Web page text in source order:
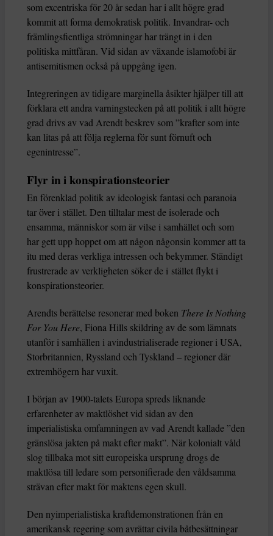
som excentriska för 20 år sedan har i allt högre grad
kommit att forma demokratisk politik. Invandrar- och
främlingsfientliga strömningar har trängt in i den
politiska mittfåran. Vid sidan av växande islamofobi är
antisemitismen också på uppgång igen.
Integreringen av tidigare marginella åsikter hjälper till att
förklara ett andra varningstecken på att politik i allt högre
grad drivs av vad Arendt beskrev som ”krafter som inte
kan litas på att följa reglerna för sunt förnuft och
egenintresse”.
Flyr in i konspirationsteorier
En förenklad politik av ideologisk fantasi och paranoia
tar över i stället. Den tilltalar mest de isolerade och
ensamma, människor som är vilse i samhället och som
har gett upp hoppet om att någon någonsin kommer att ta
itu med deras verkliga intressen och bekymmer. Ständigt
frustrerade av verkligheten söker de i stället flykt i
konspirationsteorier.
Arendts berättelse resonerar med boken There Is Nothing
For You Here, Fiona Hills skildring av de som lämnats
utanför i samhällen i avindustrialiserade regioner i USA,
Storbritannien, Ryssland och Tyskland – regioner där
extremhögern har vuxit.
I början av 1900-talets Europa spreds liknande
erfarenheter av maktlöshet vid sidan av den
imperialistiska omfamningen av vad Arendt kallade ”den
gränslösa jakten på makt efter makt”. När kolonialt våld
slog tillbaka mot sitt europeiska ursprung drogs de
maktlösa till ledare som personifierade den våldsamma
strävan efter makt för maktens egen skull.
Den nyimperialistiska kraftdemonstrationen från en
amerikansk regering som avrättar civila båtbesättningar